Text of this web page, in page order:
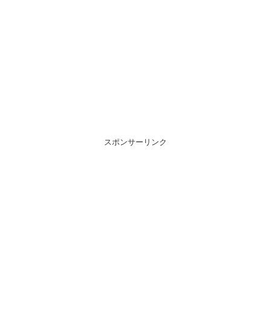
スポンサーリンク